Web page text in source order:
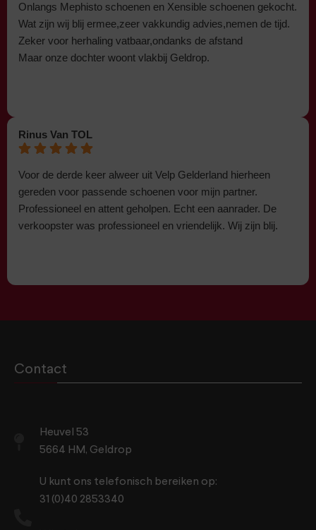
Onlangs Mephisto schoenen en Xensible schoenen gekocht.
Wat zijn wij blij ermee,zeer vakkundig advies,nemen de tijd.
Zeker voor herhaling vatbaar,ondanks de afstand
Maar onze dochter woont vlakbij Geldrop.
Rinus Van TOL
Voor de derde keer alweer uit Velp Gelderland hierheen
gereden voor passende schoenen voor mijn partner.
Professioneel en attent geholpen. Echt een aanrader. De
verkoopster was professioneel en vriendelijk. Wij zijn blij.
Contact
Heuvel 53
5664 HM, Geldrop
U kunt ons telefonisch bereiken op:
31 (0)40 2853340